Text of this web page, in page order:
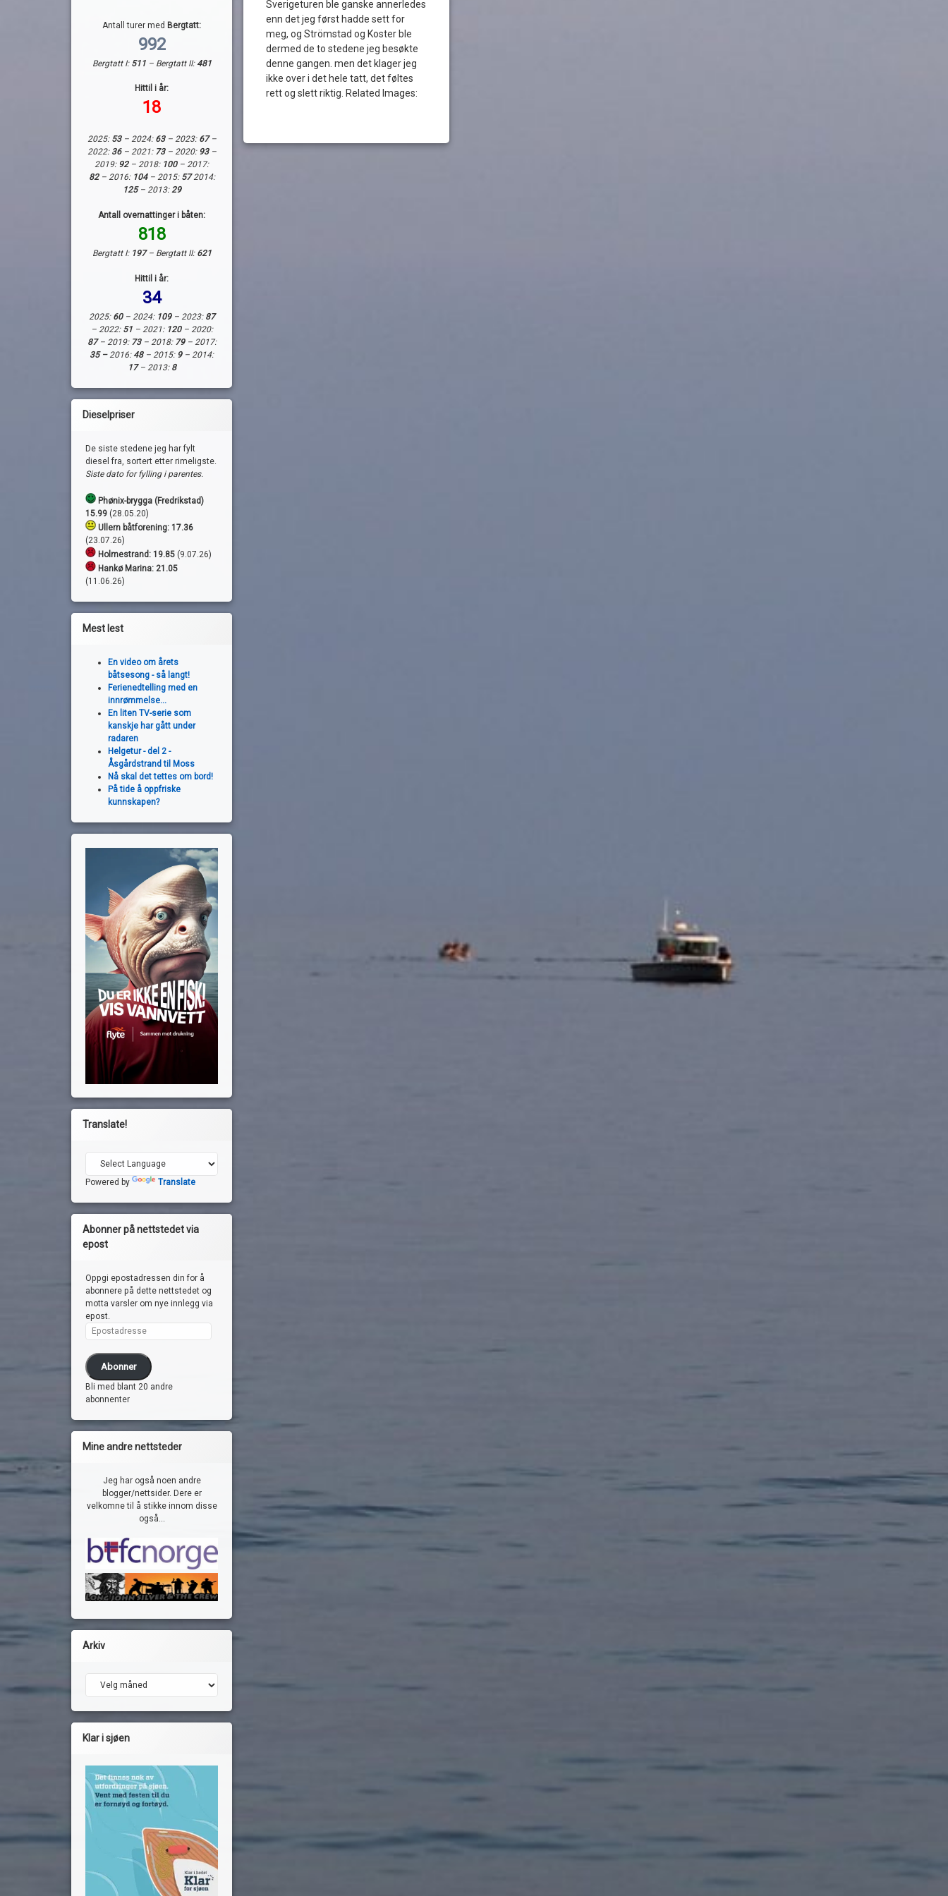
Sverigeturen ble ganske annerledes
enn det jeg først hadde sett for
meg, og Strömstad og Koster ble
dermed de to stedene jeg besøkte
denne gangen. men det klager jeg
ikke over i det hele tatt, det føltes
rett og slett riktig. Related Images:
Antall turer med Bergtatt:
992
Bergtatt I: 511 – Bergtatt II:481
Hittil i år:
18
2025: 53– 2024:63– 2023: 67–
2022: 36– 2021: 73– 2020: 93–
2019: 92– 2018: 100 – 2017:
82– 2016: 104– 2015: 572014:
125– 2013:29
Antall overnattinger i båten:
818
Bergtatt I: 197– Bergtatt II: 621
Hittil i år:
34
2025: 60– 2024: 109– 2023: 87
– 2022: 51– 2021: 120– 2020:
87– 2019: 73– 2018: 79– 2017:
35 –2016:48– 2015: 9 – 2014:
17– 2013: 8
Dieselpriser
De siste stedene jeg har fylt
diesel fra, sortert etter rimeligste.
Siste dato for fylling i parentes.
Phønix-brygga (Fredrikstad)
15.99 (28.05.20)
Ullern båtforening: 17.36
(23.07.26)
Holmestrand: 19.85(9.07.26)
Hankø Marina: 21.05
(11.06.26)
Mest lest
En video om årets
båtsesong - så langt!
Ferienedtelling med en
innrømmelse...
En liten TV-serie som
kanskje har gått under
radaren
Helgetur - del 2 -
Åsgårdstrand til Moss
Nå skal det tettes om bord!
På tide å oppfriske
kunnskapen?
Translate!
Powered by Translate
Abonner på nettstedet via
epost
Oppgi epostadressen din for å
abonnere på dette nettstedet og
motta varsler om nye innlegg via
epost.
Epostadresse
Abonner
Bli med blant 20 andre
abonnenter
Mine andre nettsteder
Jeg har også noen andre
blogger/nettsider. Dere er
velkomne til å stikke innom disse
også...
Arkiv
Arkiv
Klar i sjøen